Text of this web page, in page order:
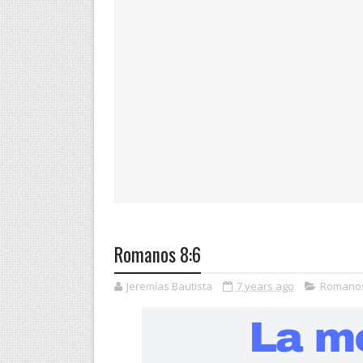
Romanos 8:6
Jeremías Bautista 7 years ago